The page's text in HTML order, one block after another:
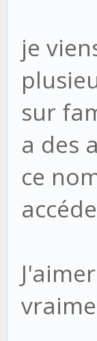
je
sur
a des
ce